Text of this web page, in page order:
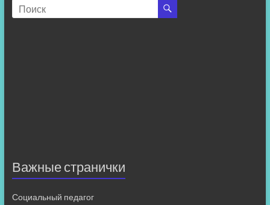
Важные странички
Социальный педагог